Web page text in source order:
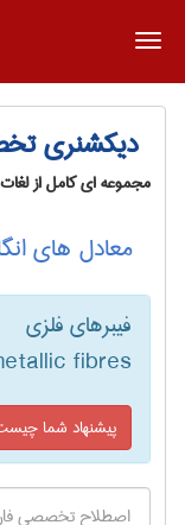
دیکشنری
مجموعه ای کامل از
معادل های
فیبرهای فلزی
fibres
پیشنهاد شما